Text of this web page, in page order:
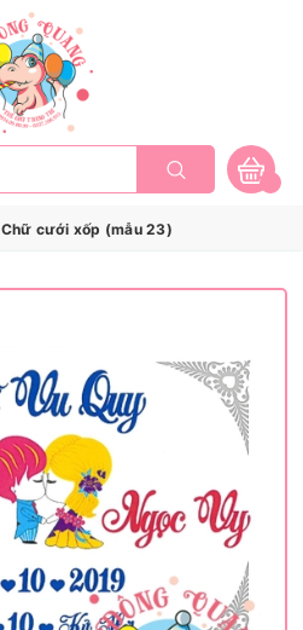
Chữ cưới xốp (mẫu 23)